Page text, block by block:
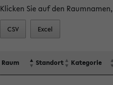
Klicken Sie auf den
CSV Excel
Raum Standort Kategorie